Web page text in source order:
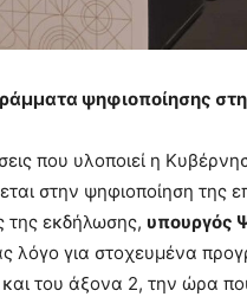
ψηφιοποίησης
που υλοποιεί η
στην ψηφιοποίηση της
της εκδήλωσης, υπουργός
λόγο για στοχευμένα
του άξονα 2, την ώρα